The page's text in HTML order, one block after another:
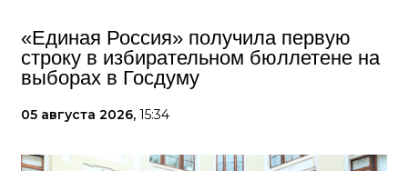
«Единая Россия» получила первую
строку в избирательном бюллетене на
выборах в Госдуму
05 августа 2026, 15:34